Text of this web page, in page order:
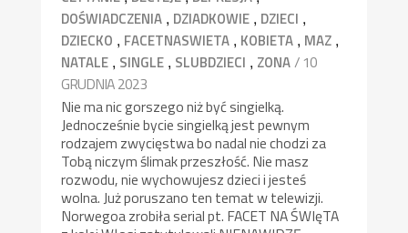
DOŚWIADCZENIA , DZIADKOWIE , DZIECI ,
DZIECKO , FACETNASWIETA , KOBIETA , MAZ ,
NATALE , SINGLE , SLUBDZIECI , ZONA/ 10
GRUDNIA 2023
Nie ma nic gorszego niż być singielką.
Jednocześnie bycie singielką jest pewnym
rodzajem zwycięstwa bo nadal nie chodzi za
Tobą niczym ślimak przeszłość. Nie masz
rozwodu, nie wychowujesz dzieci i jesteś
wolna. Już poruszano ten temat w telewizji.
Norwegoa zrobiła serial pt. FACET NA ŚWIęTA